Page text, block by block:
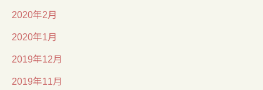
2020年2月
2020年1月
2019年12月
2019年11月